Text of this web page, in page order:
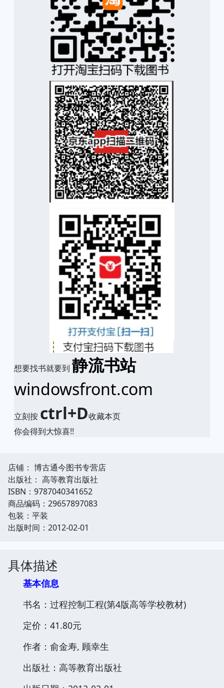
想要找书就要到 静流书站
windowsfront.com
立刻按 ctrl+D收藏本页
你会得到大惊喜!!
店铺： 博古通今图书专营店
出版社： 高等教育出版社
ISBN：9787040341652
商品编码：29657897083
包装：平装
出版时间：2012-02-01
具体描述
基本信息
书名：过程控制工程(第4版高等学校教材)
定价：41.80元
作者：俞金寿, 顾幸生
出版社：高等教育出版社